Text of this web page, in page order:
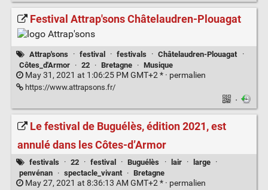
Festival Attrap'sons Châtelaudren-Plouagat
Attrap'sons · festival · festivals · Châtelaudren-Plouagat
·
Côtes_d'Armor
· 22 · Bretagne · Musique
May 31, 2021 at 1:06:25 PM GMT+2 * · permalien
https://www.attrapsons.fr/
·
Le festival de Buguélès, édition 2021, est
annulé dans les Côtes-d’Armor
festivals · 22 · festival · Buguélès · lair · large
·
penvénan
· spectacle_vivant · Bretagne
May 27, 2021 at 8:36:13 AM GMT+2 * · permalien